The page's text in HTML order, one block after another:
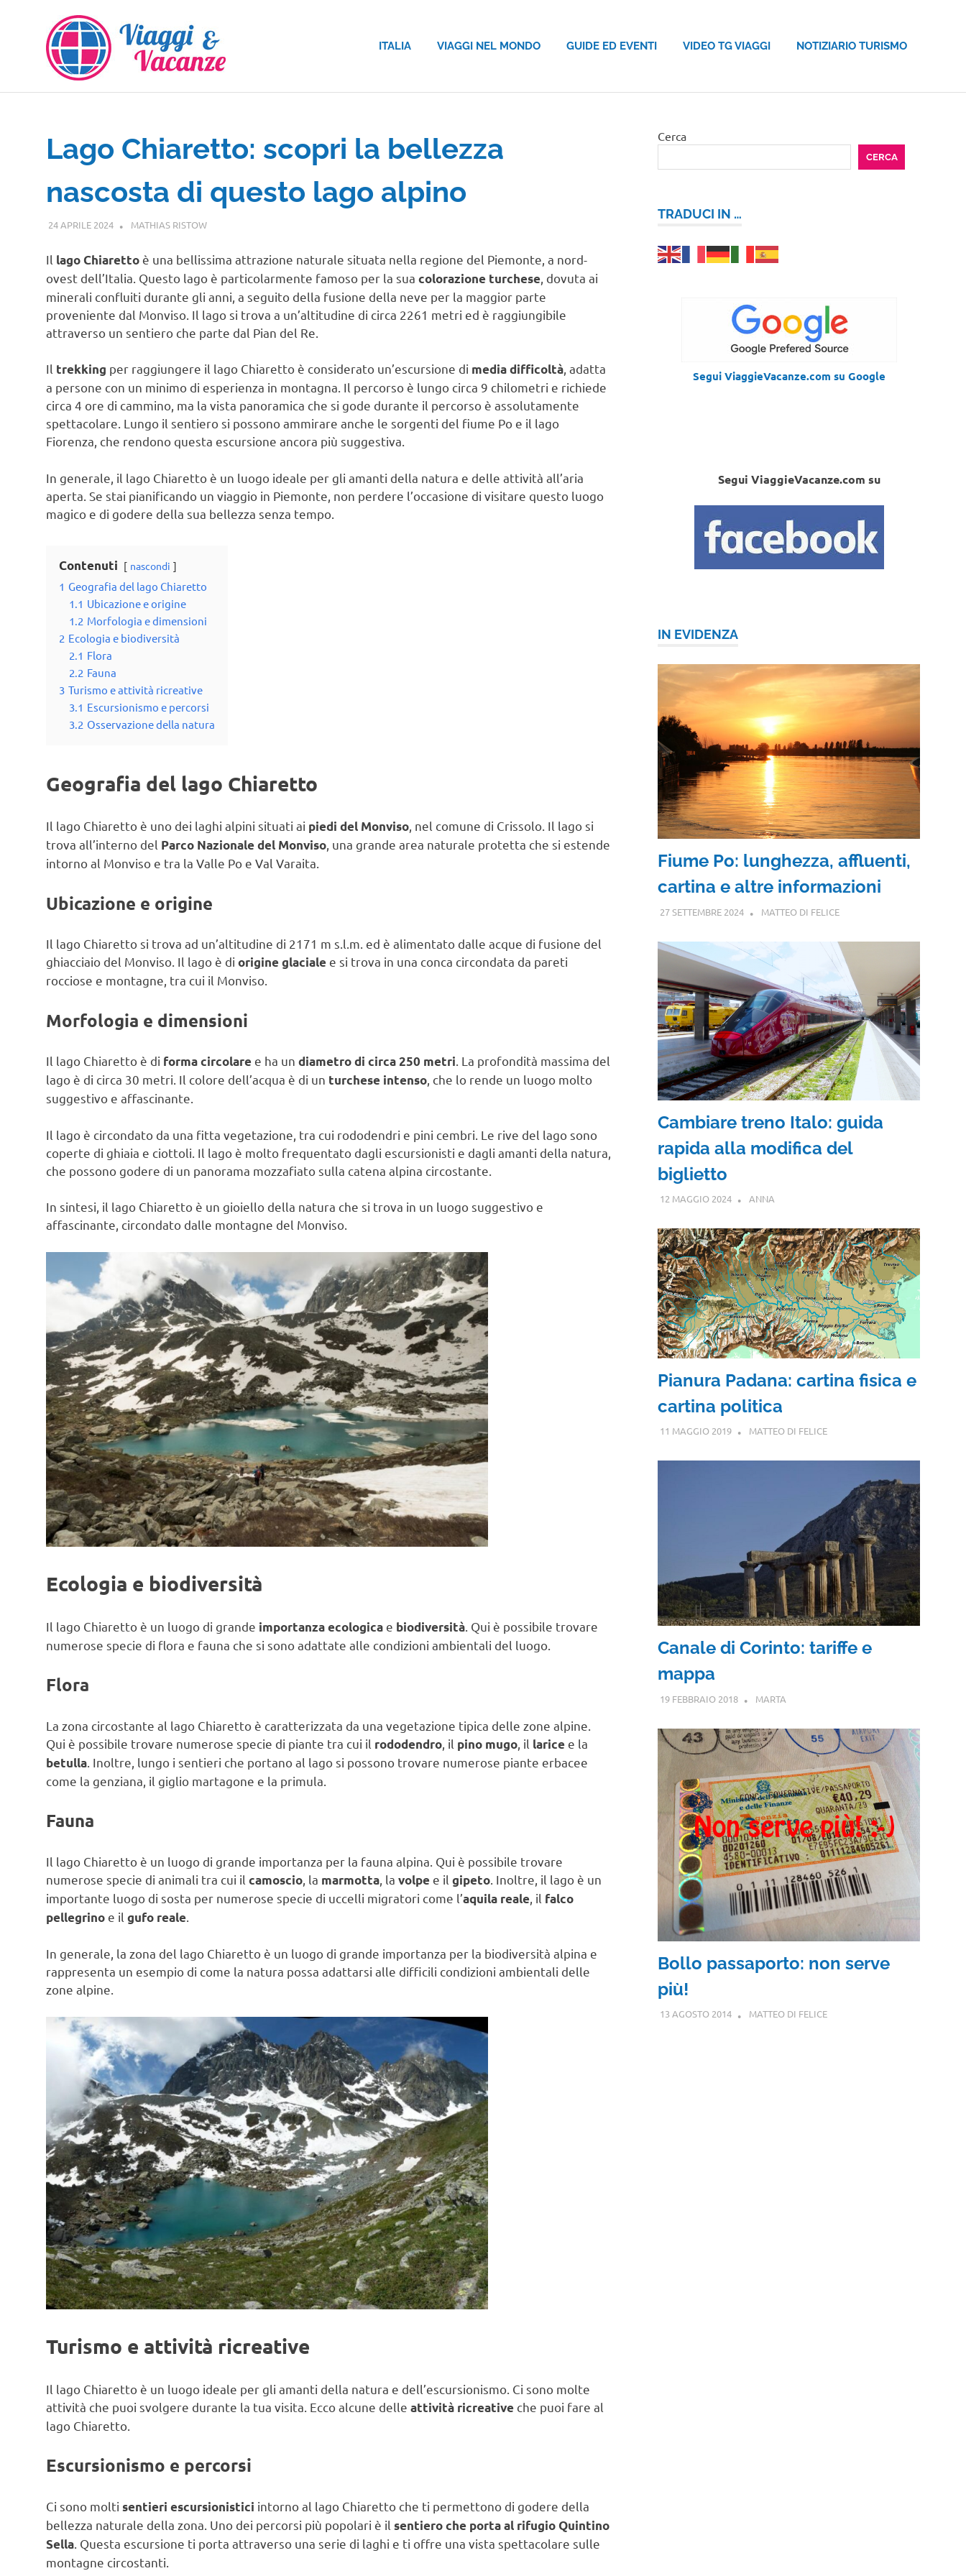
contenuto
ITALIA VIAGGI NEL MONDO GUIDE ED EVENTI VIDEO TG VIAGGI NOTIZIARIO TURISMO
Lago Chiaretto: scopri la bellezza
nascosta di questo lago alpino
24 APRILE 2024 MATHIAS RISTOWPIEMONTE
Il lago Chiaretto è una bellissima attrazione naturale situata nella regione del Piemonte, a nord-
ovest dell’Italia. Questo lago è particolarmente famoso per la sua colorazione turchese , dovuta ai
minerali confluiti durante gli anni, a seguito della fusione della neve per la maggior parte
proveniente dal Monviso. Il lago si trova a un’altitudine di circa 2261 metri ed è raggiungibile
attraverso un sentiero che parte dal Pian del Re.
Il trekking per raggiungere il lago Chiaretto è considerato un’escursione di media difficoltà, adatta
a persone con un minimo di esperienza in montagna. Il percorso è lungo circa 9 chilometri e richiede
circa 4 ore di cammino, ma la vista panoramica che si gode durante il percorso è assolutamente
spettacolare. Lungo il sentiero si possono ammirare anche le sorgenti del fiume Po e il lago
Fiorenza, che rendono questa escursione ancora più suggestiva.
In generale, il lago Chiaretto è un luogo ideale per gli amanti della natura e delle attività all’aria
aperta. Se stai pianificando un viaggio in Piemonte, non perdere l’occasione di visitare questo luogo
magico e di godere della sua bellezza senza tempo.
Contenuti nascondi
1 Geografia del lago Chiaretto
1.1 Ubicazione e origine
1.2 Morfologia e dimensioni
2 Ecologia e biodiversità
2.1 Flora
2.2 Fauna
3 Turismo e attività ricreative
3.1 Escursionismo e percorsi
3.2 Osservazione della natura
Geografia del lago Chiaretto
Il lago Chiaretto è uno dei laghi alpini situati ai piedi del Monviso, nel comune di Crissolo. Il lago si
trova all’interno del Parco Nazionale del Monviso, una grande area naturale protetta che si estende
intorno al Monviso e tra la Valle Po e Val Varaita.
Ubicazione e origine
Il lago Chiaretto si trova ad un’altitudine di 2171 m s.l.m. ed è alimentato dalle acque di fusione del
ghiacciaio del Monviso. Il lago è di origine glaciale e si trova in una conca circondata da pareti
rocciose e montagne, tra cui il Monviso.
Morfologia e dimensioni
Il lago Chiaretto è di forma circolare e ha un diametro di circa 250 metri. La profondità massima del
lago è di circa 30 metri. Il colore dell’acqua è di un turchese intenso, che lo rende un luogo molto
suggestivo e affascinante.
Il lago è circondato da una fitta vegetazione, tra cui rododendri e pini cembri. Le rive del lago sono
coperte di ghiaia e ciottoli. Il lago è molto frequentato dagli escursionisti e dagli amanti della natura,
che possono godere di un panorama mozzafiato sulla catena alpina circostante.
In sintesi, il lago Chiaretto è un gioiello della natura che si trova in un luogo suggestivo e
affascinante, circondato dalle montagne del Monviso.
Ecologia e biodiversità
Il lago Chiaretto è un luogo di grande importanza ecologica e biodiversità . Qui è possibile trovare
numerose specie di flora e fauna che si sono adattate alle condizioni ambientali del luogo.
Flora
La zona circostante al lago Chiaretto è caratterizzata da una vegetazione tipica delle zone alpine.
Qui è possibile trovare numerose specie di piante tra cui il rododendro , il pino mugo , il larice e la
betulla . Inoltre, lungo i sentieri che portano al lago si possono trovare numerose piante erbacee
come la genziana, il giglio martagone e la primula.
Fauna
Il lago Chiaretto è un luogo di grande importanza per la fauna alpina. Qui è possibile trovare
numerose specie di animali tra cui il camoscio , la marmotta , la volpe e il gipeto . Inoltre, il lago è un
importante luogo di sosta per numerose specie di uccelli migratori come l’aquila reale , il falco
pellegrino e il gufo reale
In generale, la zona del lago Chiaretto è un luogo di grande importanza per la biodiversità alpina e
rappresenta un esempio di come la natura possa adattarsi alle difficili condizioni ambientali delle
zone alpine.
Turismo e attività ricreative
Il lago Chiaretto è un luogo ideale per gli amanti della natura e dell’escursionismo. Ci sono molte
attività che puoi svolgere durante la tua visita. Ecco alcune delle attività ricreative che puoi fare al
lago Chiaretto.
Escursionismo e percorsi
Ci sono molti sentieri escursionistici intorno al lago Chiaretto che ti permettono di godere della
bellezza naturale della zona. Uno dei percorsi più popolari è il sentiero che porta al rifugio Quintino
Sella . Questa escursione ti porta attraverso una serie di laghi e ti offre una vista spettacolare sulle
montagne circostanti.
Cerca
CERCA
TRADUCI IN …
Segui ViaggieVacanze.com su Google
Segui ViaggieVacanze.com su
IN EVIDENZA
Fiume Po: lunghezza, affluenti,
cartina e altre informazioni
27 SETTEMBRE 2024 MATTEO DI FELICE
Cambiare treno Italo: guida
rapida alla modifica del
biglietto
12 MAGGIO 2024 ANNA
Pianura Padana: cartina fisica e
cartina politica
11 MAGGIO 2019 MATTEO DI FELICE
Canale di Corinto: tariffe e
mappa
19 FEBBRAIO 2018 MARTA
Bollo passaporto: non serve
più!
13 AGOSTO 2014 MATTEO DI FELICE